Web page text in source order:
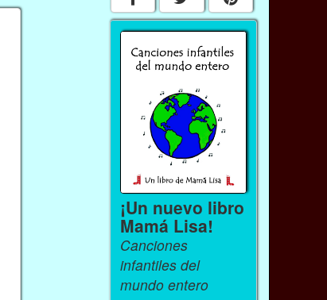
¡Un nuevo libro
Mamá Lisa!
Canciones
infantiles del
mundo entero